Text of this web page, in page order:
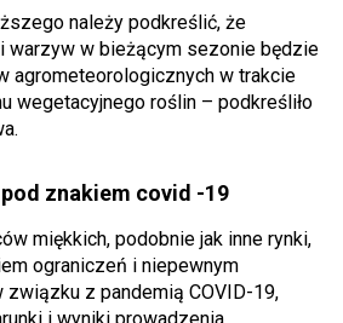
należy podkreślić, że
warzyw w bieżącym sezonie będzie
agrometeorologicznych w trakcie
wegetacyjnego roślin – podkreśliło
znakiem covid -19
miękkich, podobnie jak inne rynki,
ograniczeń i niepewnym
związku z pandemią COVID-19,